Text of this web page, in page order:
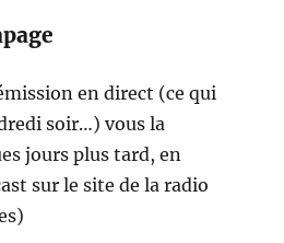
en direct (ce qui
soir…) vous la
jours plus tard, en
sur le site de la radio